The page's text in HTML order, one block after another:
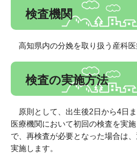
検査機関
高知県内の分娩を取り扱う産科医
検査の実施方法
原則として、出生後2日から4日
医療機関において初回の検査を実
で、再検査が必要となった場合は
実施します。